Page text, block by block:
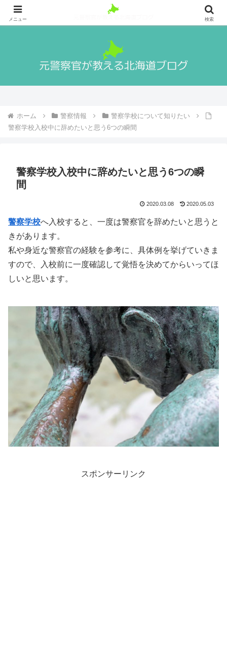
札幌出身の元警察官が警察官になる方法や実際の生活、北海道の魅力や観光地
ホーム 警察情報
警察学校について知りたい
警察学校入校中に辞めたいと思う6つの瞬間
警察学校入校中に辞めたいと思う6つの瞬
間
2020.03.08 2020.05.03
警察学校へ入校すると、一度は警察官を辞めたいと思うと
きがあります。
私や身近な警察官の経験を参考に、具体例を挙げていきま
すので、入校前に一度確認して覚悟を決めてからいってほ
しいと思います。
スポンサーリンク
メニュー 検索